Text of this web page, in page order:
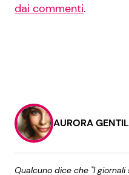
dai commenti.
AURORA
Qualcuno dice che "I